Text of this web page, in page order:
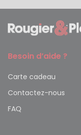
Besoin d’aide ?
Carte cadeau
Contactez-nous
FAQ